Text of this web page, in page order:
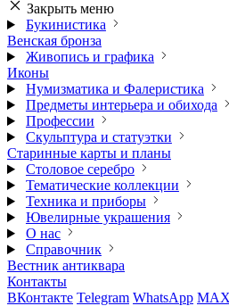
Закрыть меню
Букинистика
Венская бронза
Живопись и графика
Иконы
Нумизматика и Фалеристика
Предметы интерьера и обихода
Профессии
Скульптура и статуэтки
Старинные карты и планы
Столовое серебро
Тематические коллекции
Техника и приборы
Ювелирные украшения
О нас
Справочник
Вестник антиквара
Контакты
ВКонтакте Telegram WhatsApp MAX